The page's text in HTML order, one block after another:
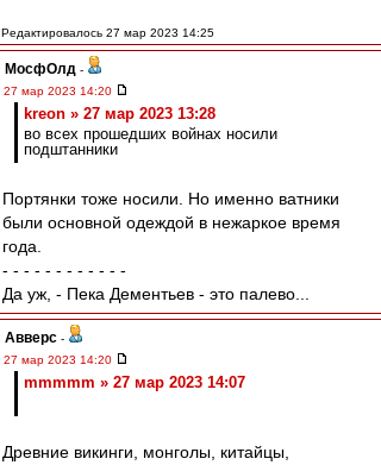
Редактировалось 27 мар 2023 14:25
МосфОлд -
27 мар 2023 14:20
kreon » 27 мар 2023 13:28
во всех прошедших войнах носили
подштанники
Портянки тоже носили. Но именно ватники
были основной одеждой в нежаркое время
года.
- - - - - - - - - - - -
Да уж, - Пека Дементьев - это палево...
Авверс -
27 мар 2023 14:20
mmmmm » 27 мар 2023 14:07
Древние викинги, монголы, китайцы,